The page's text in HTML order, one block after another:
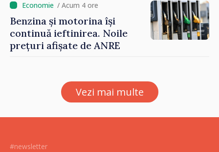
/ Acum 4 ore
Benzina și motorina își
continuă ieftinirea. Noile
prețuri afișate de ANRE
Vezi mai multe
#newsletter